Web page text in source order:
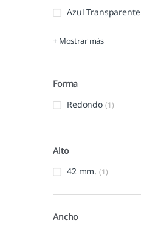
Azul Transparente
+ Mostrar más
Forma
Redondo (1)
Alto
42 mm. (1)
Ancho